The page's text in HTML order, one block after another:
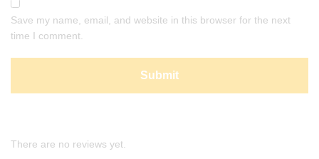
Save my name, email, and website in this browser for the next
time I comment.
There are no reviews yet.